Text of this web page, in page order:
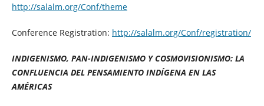
http://salalm.org/Conf/theme
Conference Registration: http://salalm.org/Conf/registration/
INDIGENISMO, PAN-INDIGENISMO Y COSMOVISIONISMO: LA
CONFLUENCIA DEL PENSAMIENTO INDÍGENA EN LAS
AMÉRICAS